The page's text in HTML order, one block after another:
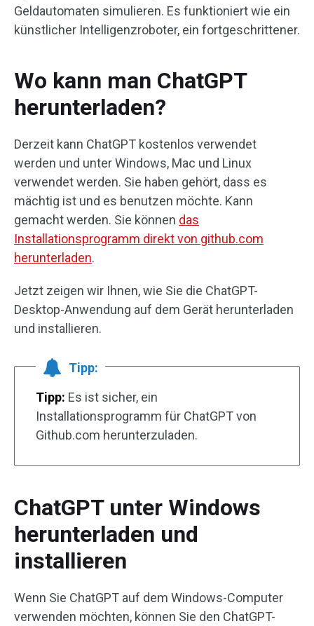
Geldautomaten simulieren. Es funktioniert wie ein
künstlicher Intelligenzroboter, ein fortgeschrittener.
Wo kann man ChatGPT
herunterladen?
Derzeit kann ChatGPT kostenlos verwendet
werden und unter Windows, Mac und Linux
verwendet werden. Sie haben gehört, dass es
mächtig ist und es benutzen möchte. Kann
gemacht werden. Sie können das
Installationsprogramm direkt von github.com
herunterladen.
Jetzt zeigen wir Ihnen, wie Sie die ChatGPT-
Desktop-Anwendung auf dem Gerät herunterladen
und installieren.
Tipp:
Tipp: Es ist sicher, ein
Installationsprogramm für ChatGPT von
Github.com herunterzuladen.
ChatGPT unter Windows
herunterladen und
installieren
Wenn Sie ChatGPT auf dem Windows-Computer
verwenden möchten, können Sie den ChatGPT-